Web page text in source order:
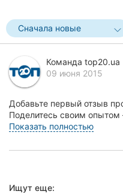
Рог
Херсон
Полтава
Чернигов
Черкассы
Сначала новые
Команда top20.ua
09 июня 2015
Добавьте первый отзыв
Поделитесь своим опытом
нет! Это поможет другим
Показать полностью
Ищут еще: